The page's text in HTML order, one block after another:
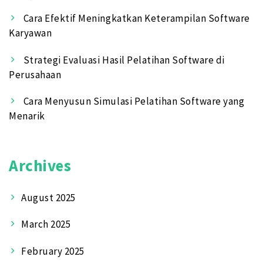
Cara Efektif Meningkatkan Keterampilan Software
Karyawan
Strategi Evaluasi Hasil Pelatihan Software di
Perusahaan
Cara Menyusun Simulasi Pelatihan Software yang
Menarik
Archives
August 2025
March 2025
February 2025